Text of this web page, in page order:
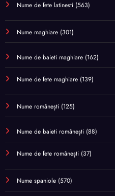
Nume de fete latinesti (563)
Nume maghiare (301)
Nume de baieti maghiare (162)
Nume de fete maghiare (139)
Nume românești (125)
Nume de baieti românești (88)
Nume de fete românești (37)
Nume spaniole (570)